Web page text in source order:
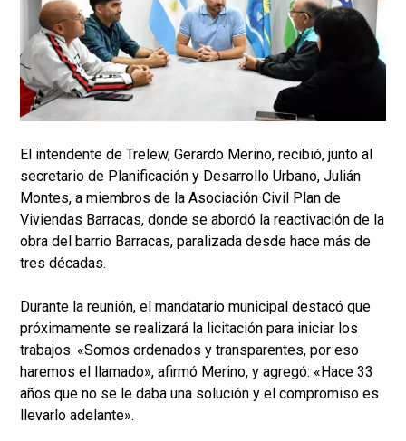
El intendente de Trelew, Gerardo Merino, recibió, junto al
secretario de Planificación y Desarrollo Urbano, Julián
Montes, a miembros de la Asociación Civil Plan de
Viviendas Barracas, donde se abordó la reactivación de la
obra del barrio Barracas, paralizada desde hace más de
tres décadas.
Durante la reunión, el mandatario municipal destacó que
próximamente se realizará la licitación para iniciar los
trabajos. «Somos ordenados y transparentes, por eso
haremos el llamado», afirmó Merino, y agregó: «Hace 33
años que no se le daba una solución y el compromiso es
llevarlo adelante».